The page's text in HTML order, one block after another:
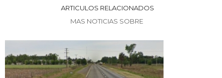
ARTICULOS RELACIONADOS
MAS NOTICIAS SOBRE